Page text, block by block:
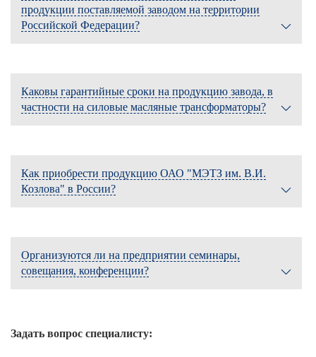
продукции поставляемой заводом на территории
Российской Федерации?
Каковы гарантийные сроки на продукцию завода, в
частности на силовые масляные трансформаторы?
Как приобрести продукцию ОАО "МЭТЗ им. В.И.
Козлова" в России?
Организуются ли на предприятии семинары,
совещания, конференции?
Задать вопрос специалисту: